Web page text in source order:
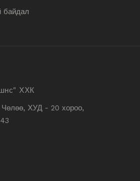
байдал
ХХК
Чөлөө, ХУД - 20 хороо,